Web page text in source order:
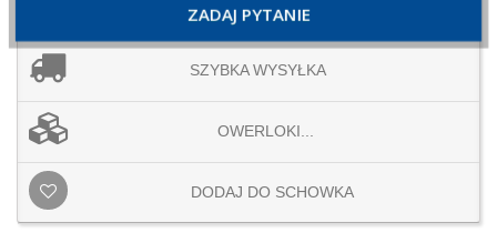
ZADAJ PYTANIE
SZYBKA WYSYŁKA
OWERLOKI...
DODAJ DO SCHOWKA